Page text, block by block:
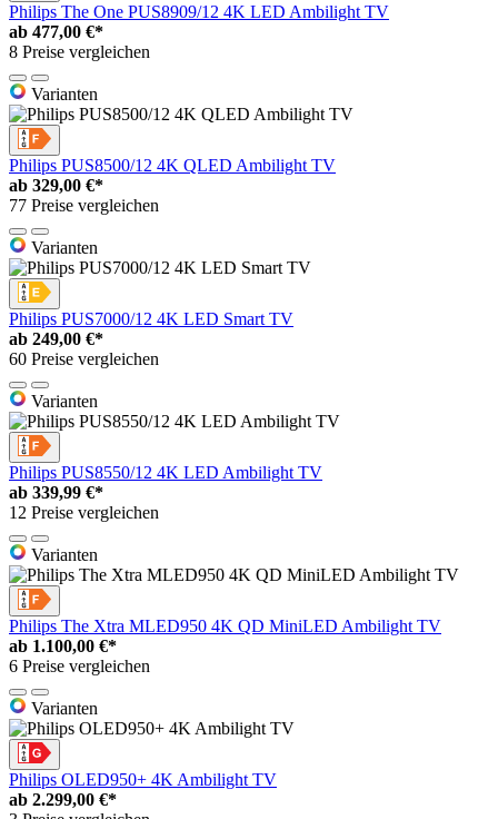
Philips The One PUS8909/12 4K LED Ambilight TV
ab 477,00 €*
8 Preise vergleichen
Varianten
Philips PUS8500/12 4K QLED Ambilight TV
ab 329,00 €*
77 Preise vergleichen
Varianten
Philips PUS7000/12 4K LED Smart TV
ab 249,00 €*
60 Preise vergleichen
Varianten
Philips PUS8550/12 4K LED Ambilight TV
ab 339,99 €*
12 Preise vergleichen
Varianten
Philips The Xtra MLED950 4K QD MiniLED Ambilight TV
ab 1.100,00 €*
6 Preise vergleichen
Varianten
Philips OLED950+ 4K Ambilight TV
ab 2.299,00 €*